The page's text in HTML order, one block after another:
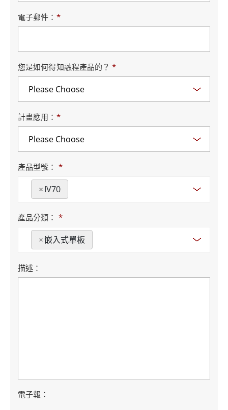
電子郵件： *
您是如何得知融程產品的？*
計畫應用： *
產品型號： *
×IV70
產品分類： *
×嵌入式單板
描述：
電子報：